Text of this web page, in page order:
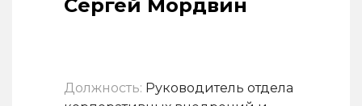
Сергей Мордвин
Должность: Руководитель отдела